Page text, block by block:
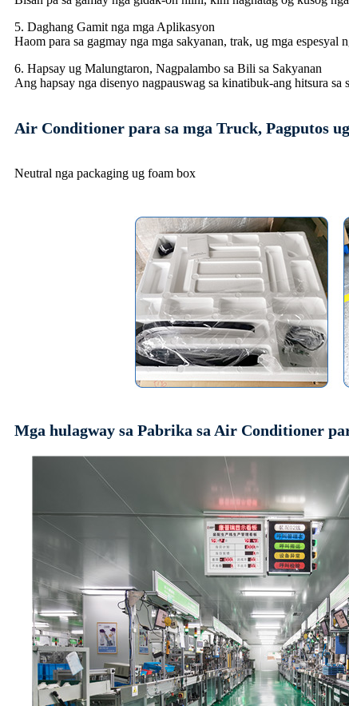
5. Daghang Gamit nga mga Aplikasyon
Haom para sa gagmay nga mga sakyanan, trak, ug mga espesyal
6. Hapsay ug Malungtaron, Nagpalambo sa Bili sa Sakyanan
Ang hapsay nga disenyo nagpauswag sa kinatibuk-ang hitsura sa
Air Conditioner para sa mga Truck, Pagputos
Neutral nga packaging ug foam box
Mga hulagway sa Pabrika sa Air Conditioner